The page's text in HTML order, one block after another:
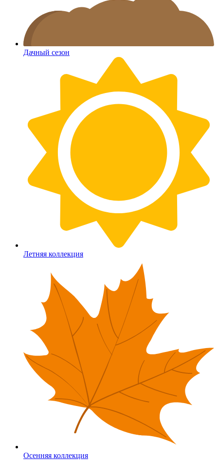
Дачный сезон
Летняя коллекция
Осенняя коллекция